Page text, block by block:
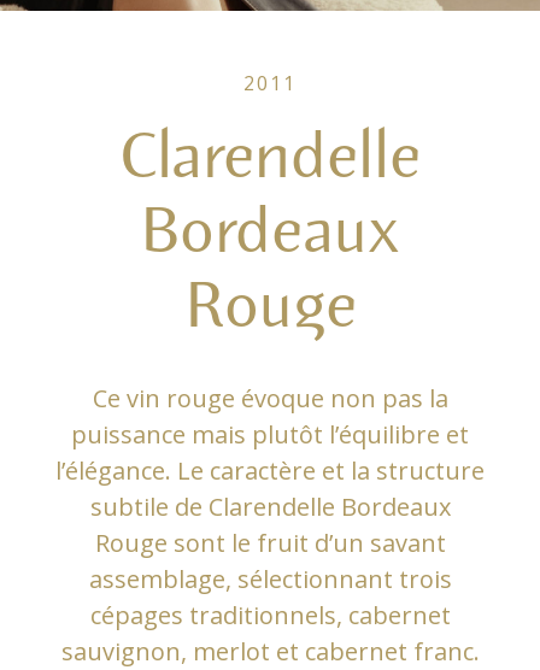
2011
Clarendelle
Bordeaux
Rouge
Ce vin rouge évoque non pas la
puissance mais plutôt l’équilibre et
l’élégance. Le caractère et la structure
subtile de Clarendelle Bordeaux
Rouge sont le fruit d’un savant
assemblage, sélectionnant trois
cépages traditionnels, cabernet
sauvignon, merlot et cabernet franc.